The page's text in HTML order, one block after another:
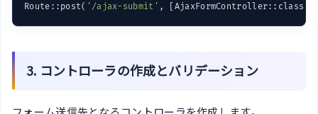
Route::post( '/ajax-submit' , [AjaxFormController::class,
3. コントローラの作成とバリデーション